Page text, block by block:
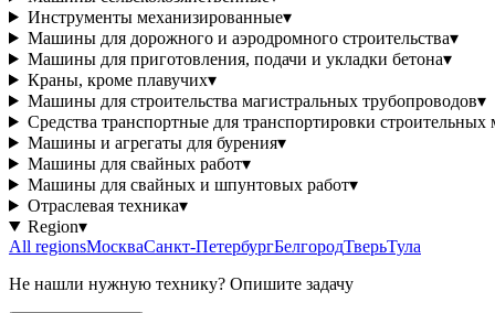
Инструменты механизированные▾
Машины для дорожного и аэродромного строительства▾
Машины для приготовления, подачи и укладки бетона▾
Краны, кроме плавучих▾
Машины для строительства магистральных трубопроводов▾
Средства транспортные для транспортировки строительных
Машины и агрегаты для бурения▾
Машины для свайных работ▾
Машины для свайных и шпунтовых работ▾
Отраслевая техника▾
Region▾
All regionsМоскваСанкт-ПетербургБелгородТверьТула
Не нашли нужную технику? Опишите задачу